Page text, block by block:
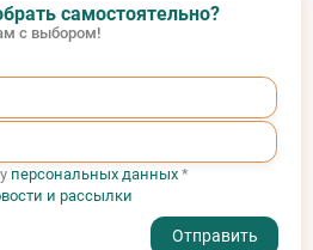
самостоятельно?
с выбором!
персональных данных *
и рассылки